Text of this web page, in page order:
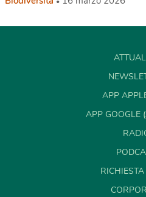
APP
APP GOOGLE